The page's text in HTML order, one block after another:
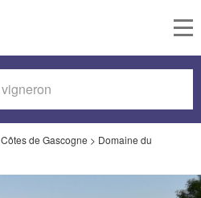
Côtes de Gascogne > Domaine du